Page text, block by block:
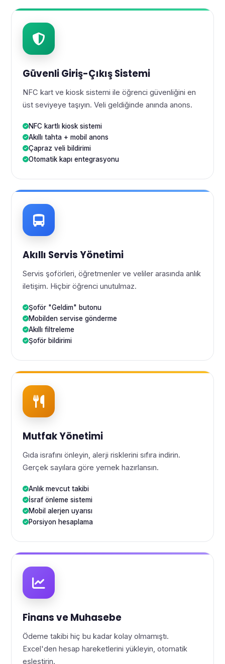
Güvenli Giriş-Çıkış Sistemi
NFC kart ve kiosk sistemi ile öğrenci güvenliğini en
üst seviyeye taşıyın. Veli geldiğinde anında anons.
NFC kartlı kiosk sistemi
Akıllı tahta + mobil anons
Çapraz veli bildirimi
Otomatik kapı entegrasyonu
Akıllı Servis Yönetimi
Servis şoförleri, öğretmenler ve veliler arasında anlık
iletişim. Hiçbir öğrenci unutulmaz.
Şoför "Geldim" butonu
Mobilden servise gönderme
Akıllı filtreleme
Şoför bildirimi
Mutfak Yönetimi
Gıda israfını önleyin, alerji risklerini sıfıra indirin.
Gerçek sayılara göre yemek hazırlansın.
Anlık mevcut takibi
İsraf önleme sistemi
Mobil alerjen uyarısı
Porsiyon hesaplama
Finans ve Muhasebe
Ödeme takibi hiç bu kadar kolay olmamıştı.
Excel'den hesap hareketlerini yükleyin, otomatik
eşleştirin.